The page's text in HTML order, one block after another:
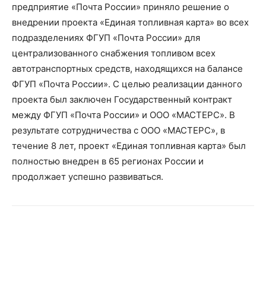
предприятие «Почта России» приняло решение о
внедрении проекта «Единая топливная карта» во всех
подразделениях ФГУП «Почта России» для
централизованного снабжения топливом всех
автотранспортных средств, находящихся на балансе
ФГУП «Почта России». С целью реализации данного
проекта был заключен Государственный контракт
между ФГУП «Почта России» и ООО «МАСТЕРС». В
результате сотрудничества с ООО «МАСТЕРС», в
течение 8 лет, проект «Единая топливная карта» был
полностью внедрен в 65 регионах России и
продолжает успешно развиваться.